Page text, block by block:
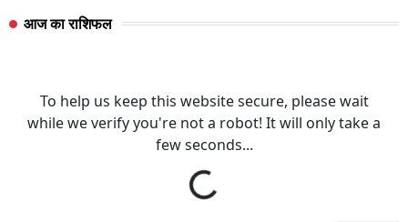
आज का राशिफल